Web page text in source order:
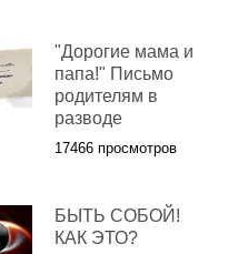
"Дорогие мама и
папа!" Письмо
родителям в
разводе
17466 просмотров
БЫТЬ СОБОЙ!
КАК ЭТО?